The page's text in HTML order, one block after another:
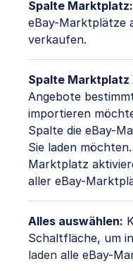
Spalte Marktplatz:
eBay-Marktplätze
verkaufen.
Spalte Marktplatz
Angebote
importieren
Spalte die eBay-
Sie laden
Marktplatz
aller eBay-
Alles auswählen:
Schaltfläche, um
laden alle eBay-